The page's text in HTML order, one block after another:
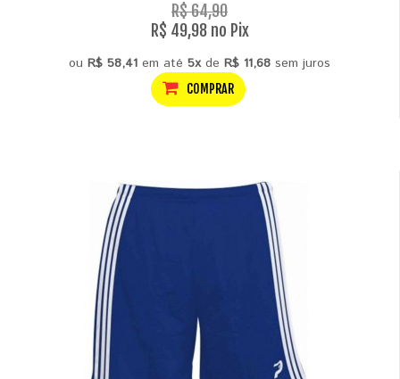
R$ 64,90
R$ 49,98 no Pix
ou R$ 58,41 em até 5xde R$ 11,68 sem juros
COMPRAR